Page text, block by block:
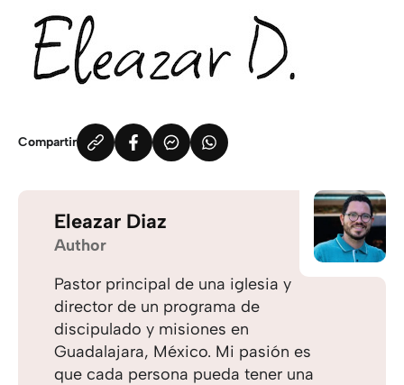
Compartir
Eleazar Diaz
Author
Pastor principal de una iglesia y
director de un programa de
discipulado y misiones en
Guadalajara, México. Mi pasión es
que cada persona pueda tener una